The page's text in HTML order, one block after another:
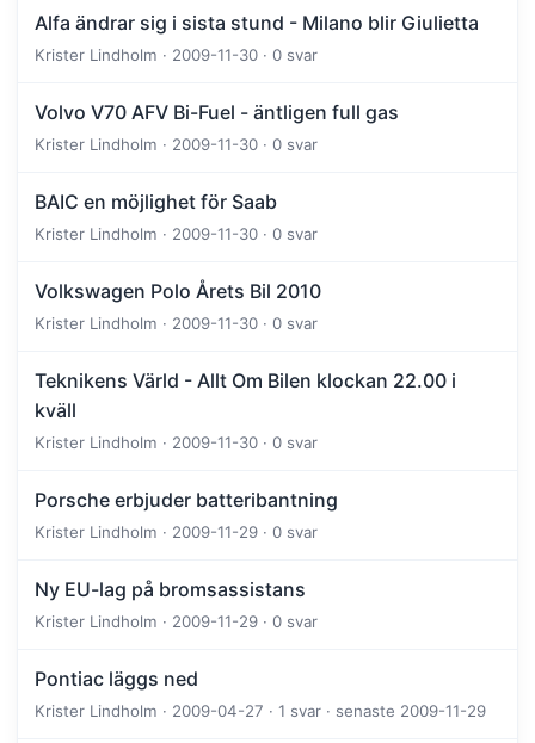
Alfa ändrar sig i sista stund - Milano blir Giulietta
Krister Lindholm · 2009-11-30 · 0 svar
Volvo V70 AFV Bi-Fuel - äntligen full gas
Krister Lindholm · 2009-11-30 · 0 svar
BAIC en möjlighet för Saab
Krister Lindholm · 2009-11-30 · 0 svar
Volkswagen Polo Årets Bil 2010
Krister Lindholm · 2009-11-30 · 0 svar
Teknikens Värld - Allt Om Bilen klockan 22.00 i
kväll
Krister Lindholm · 2009-11-30 · 0 svar
Porsche erbjuder batteribantning
Krister Lindholm · 2009-11-29 · 0 svar
Ny EU-lag på bromsassistans
Krister Lindholm · 2009-11-29 · 0 svar
Pontiac läggs ned
Krister Lindholm · 2009-04-27 · 1 svar · senaste 2009-11-29